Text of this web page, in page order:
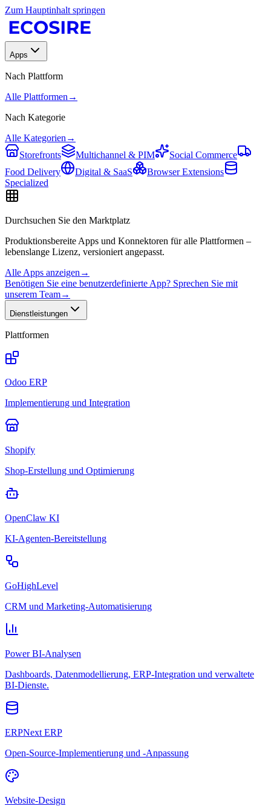
Zum Hauptinhalt springen
Apps
Nach Plattform
Alle Plattformen →
Nach Kategorie
Alle Kategorien →
Storefronts
Multichannel & PIM
Social Commerce
Food Delivery
Digital & SaaS
Browser Extensions
Specialized
Durchsuchen Sie den Marktplatz
Produktionsbereite Apps und Konnektoren für alle Plattformen –
lebenslange Lizenz, versioniert angepasst.
Alle Apps anzeigen →
Benötigen Sie eine benutzerdefinierte App? Sprechen Sie mit
unserem Team→
Dienstleistungen
Plattformen
Odoo ERP
Implementierung und Integration
Shopify
Shop-Erstellung und Optimierung
OpenClaw KI
KI-Agenten-Bereitstellung
GoHighLevel
CRM und Marketing-Automatisierung
Power BI-Analysen
Dashboards, Datenmodellierung, ERP-Integration und verwaltete
BI-Dienste.
ERPNext ERP
Open-Source-Implementierung und -Anpassung
Website-Design